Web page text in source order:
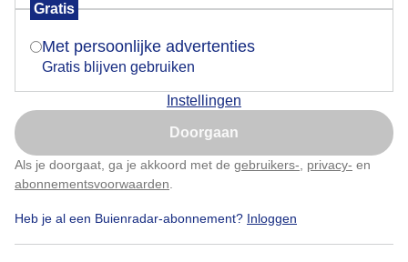
Gratis
Met persoonlijke advertenties
Gratis blijven gebruiken
Instellingen
Doorgaan
Als je doorgaat, ga je akkoord met de gebruikers- privacy- en
abonnementsvoorwaarden
Heb je al een Buienradar-abonnement? Inloggen
Populaire categorieën
Lente
Zomer
Is goed, toon de popup
Nu niet, misschien later
Klik hierom dit aan te passen